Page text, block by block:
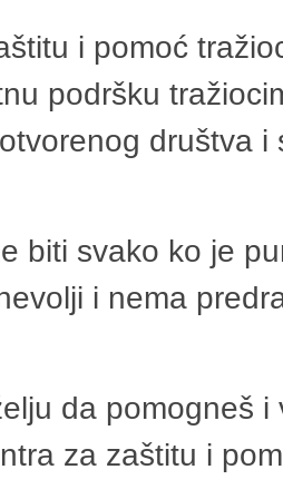
i pomoć
podršku
društva
biti svako ko je
i nema
da pomogneš
za zaštitu i